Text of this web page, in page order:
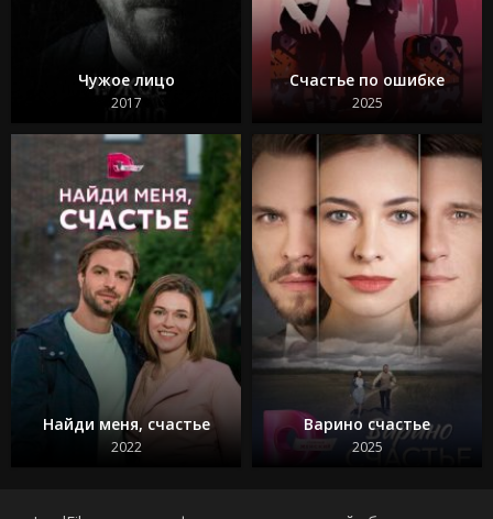
Чужое лицо
2017
Счастье по ошибке
2025
Найди меня, счастье
2022
Варино счастье
2025